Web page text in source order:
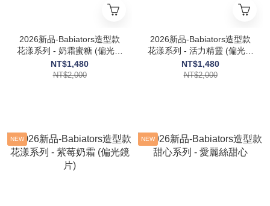
2026新品-Babiators造型款
花漾系列 - 奶霜蜜糖 (偏光鏡
片)
NT$1,480
NT$2,000
2026新品-Babiators造型款
花漾系列 - 活力精靈 (偏光鏡
片) 6歲以上
NT$1,480
NT$2,000
NEW NEW